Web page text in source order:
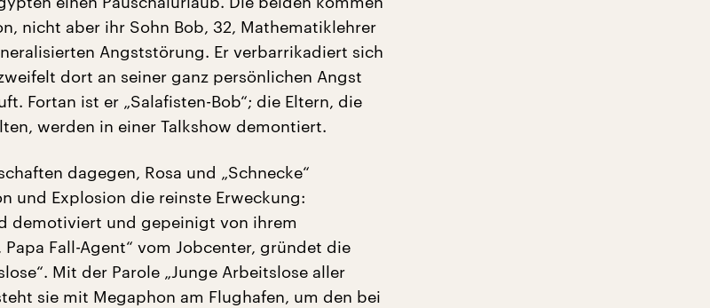
nicht aber ihr Sohn Bob, 32, Mathematiklehrer
Angststörung. Er verbarrikadiert sich
dort an seiner ganz persönlichen Angst
Fortan ist er „Salafisten-Bob“; die Eltern, die
werden in einer Talkshow demontiert.
dagegen, Rosa und „Schnecke“
und Explosion die reinste Erweckung:
demotiviert und gepeinigt von ihrem
Fall-Agent“ vom Jobcenter, gründet die
Mit der Parole „Junge Arbeitslose aller
sie mit Megaphon am Flughafen, um den bei